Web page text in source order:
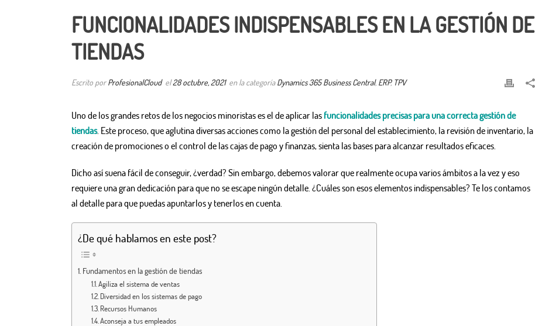
FUNCIONALIDADES INDISPENSABLES EN LA GESTIÓN DE
TIENDAS
Escrito porProfesionalCloud el28 octubre, 2021 en la categoríaDynamics 365 Business Central, ERP, TPV
Uno de los grandes retos de los negocios minoristas es el de aplicar las funcionalidades precisas para una correcta gestión de
tiendas. Este proceso, que aglutina diversas acciones como la gestión del personal del establecimiento, la revisión de inventario, la
creación de promociones o el control de las cajas de pago y finanzas, sienta las bases para alcanzar resultados eficaces.
Dicho así suena fácil de conseguir, ¿verdad? Sin embargo, debemos valorar que realmente ocupa varios ámbitos a la vez y eso
requiere una gran dedicación para que no se escape ningún detalle. ¿Cuáles son esos elementos indispensables? Te los contamos
al detalle para que puedas apuntarlos y tenerlos en cuenta.
¿De qué hablamos en este post?
Fundamentos en la gestión de tiendas
Agiliza el sistema de ventas
Diversidad en los sistemas de pago
Recursos Humanos
Aconseja a tus empleados